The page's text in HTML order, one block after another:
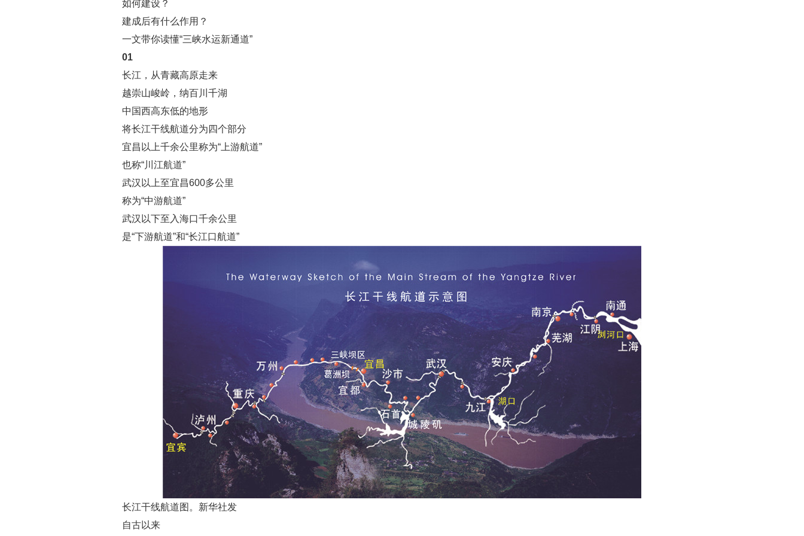
如何建设？
建成后有什么作用？
一文带你读懂“三峡水运新通道”
01
长江，从青藏高原走来
越崇山峻岭，纳百川千湖
中国西高东低的地形
将长江干线航道分为四个部分
宜昌以上千余公里称为“上游航道”
也称“川江航道”
武汉以上至宜昌600多公里
称为“中游航道”
武汉以下至入海口千余公里
是“下游航道”和“长江口航道”
长江干线航道图。新华社发
自古以来